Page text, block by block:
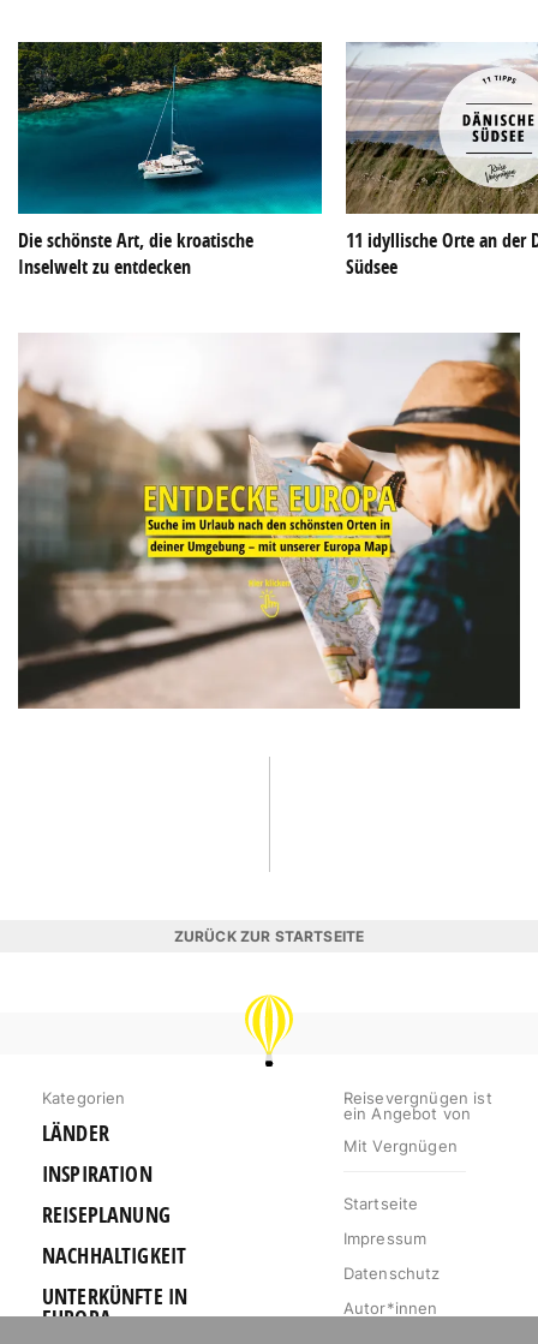
Die schönste Art, die kroatische
Inselwelt zu entdecken
11 idyllische Orte an der
Südsee
ZURÜCK ZUR STARTSEITE
REISEVERGNÜGEN
Kategorien
LÄNDER
INSPIRATION
REISEPLANUNG
NACHHALTIGKEIT
UNTERKÜNFTE IN
EUROPA
Reisevergnügen ist
ein Angebot von
Mit Vergnügen
Startseite
Impressum
Datenschutz
Autor*innen